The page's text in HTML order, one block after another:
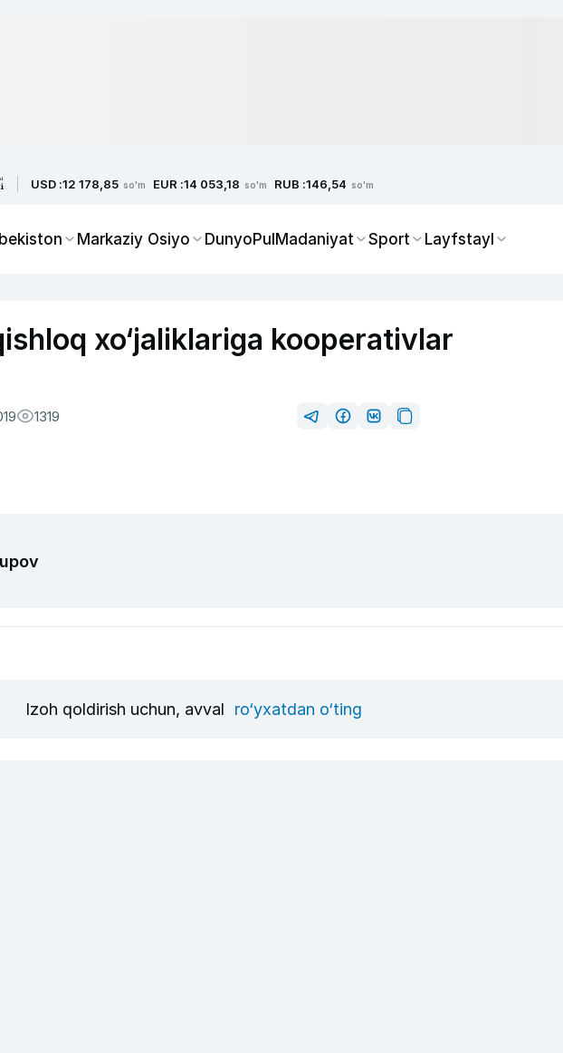
USD :12 178,85 so'm EUR :14 053,18 so'm RUB :146,54 so'm
Markaziy Osiyo DunyoPulMadaniyat Sport Layfstayl
xo‘jaliklariga kooperativlar
1319
Izoh qoldirish uchun, avval ro‘yxatdan o‘ting